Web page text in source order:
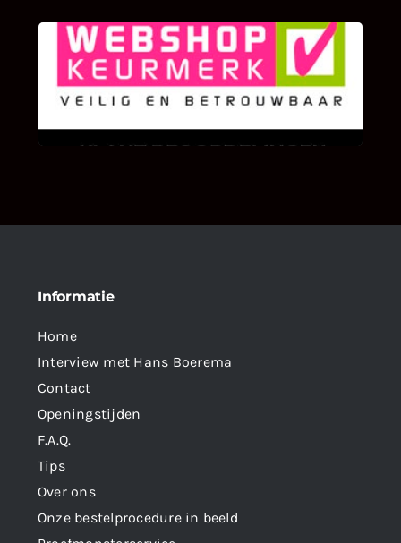
KLANT BEOORDELINGEN
We zijn er zeer op gesteld om te weten wat u
als klant van ons en onze diensten vindt.
Informatie
Home
Interview met Hans Boerema
Contact
Openingstijden
F.A.Q.
Tips
Over ons
Onze bestelprocedure in beeld